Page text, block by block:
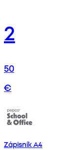
2
50
€
Zápisník A4